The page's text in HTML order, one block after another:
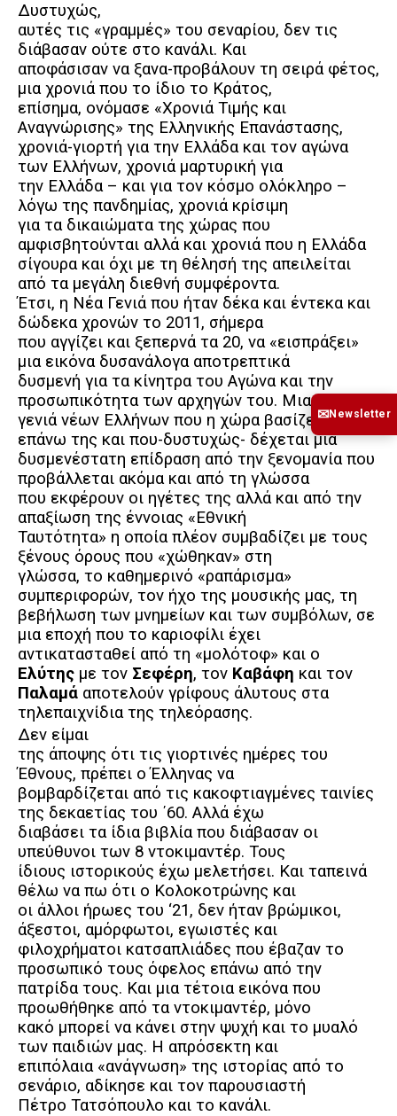
Δυστυχώς,
αυτές τις «γραμμές» του σεναρίου, δεν τις
διάβασαν ούτε στο κανάλι. Και
αποφάσισαν να ξανα-προβάλουν τη σειρά φέτος,
μια χρονιά που το ίδιο το Κράτος,
επίσημα, ονόμασε «Χρονιά Τιμής και
Αναγνώρισης» της Ελληνικής Επανάστασης,
χρονιά-γιορτή για την Ελλάδα και τον αγώνα
των Ελλήνων, χρονιά μαρτυρική για
την Ελλάδα – και για τον κόσμο ολόκληρο –
λόγω της πανδημίας, χρονιά κρίσιμη
για τα δικαιώματα της χώρας που
αμφισβητούνται αλλά και χρονιά που η Ελλάδα
σίγουρα και όχι με τη θέλησή της απειλείται
από τα μεγάλη διεθνή συμφέροντα.
Έτσι, η Νέα Γενιά που ήταν δέκα και έντεκα και
δώδεκα χρονών το 2011, σήμερα
που αγγίζει και ξεπερνά τα 20, να «εισπράξει»
μια εικόνα δυσανάλογα αποτρεπτικά
δυσμενή για τα κίνητρα του Αγώνα και την
προσωπικότητα των αρχηγών του. Μια
γενιά νέων Ελλήνων που η χώρα βασίζεται
επάνω της και που-δυστυχώς- δέχεται μια
δυσμενέστατη επίδραση από την ξενομανία που
προβάλλεται ακόμα και από τη γλώσσα
που εκφέρουν οι ηγέτες της αλλά και από την
απαξίωση της έννοιας «Εθνική
Ταυτότητα» η οποία πλέον συμβαδίζει με τους
ξένους όρους που «χώθηκαν» στη
γλώσσα, το καθημερινό «ραπάρισμα»
συμπεριφορών, τον ήχο της μουσικής μας, τη
βεβήλωση των μνημείων και των συμβόλων, σε
μια εποχή που το καριοφίλι έχει
αντικατασταθεί από τη «μολότοφ» και ο
Ελύτης με τον Σεφέρη, τον Καβάφη και τον
Παλαμά αποτελούν γρίφους άλυτους στα
τηλεπαιχνίδια της τηλεόρασης.
Δεν είμαι
της άποψης ότι τις γιορτινές ημέρες του
Έθνους, πρέπει ο Έλληνας να
βομβαρδίζεται από τις κακοφτιαγμένες ταινίες
της δεκαετίας του ΄60. Αλλά έχω
διαβάσει τα ίδια βιβλία που διάβασαν οι
υπεύθυνοι των 8 ντοκιμαντέρ. Τους
ίδιους ιστορικούς έχω μελετήσει. Και ταπεινά
θέλω να πω ότι ο Κολοκοτρώνης και
οι άλλοι ήρωες του ‘21, δεν ήταν βρώμικοι,
άξεστοι, αμόρφωτοι, εγωιστές και
φιλοχρήματοι κατσαπλιάδες που έβαζαν το
προσωπικό τους όφελος επάνω από την
πατρίδα τους. Και μια τέτοια εικόνα που
προωθήθηκε από τα ντοκιμαντέρ, μόνο
κακό μπορεί να κάνει στην ψυχή και το μυαλό
των παιδιών μας. Η απρόσεκτη και
επιπόλαια «ανάγνωση» της ιστορίας από το
σενάριο, αδίκησε και τον παρουσιαστή
Πέτρο Τατσόπουλο και το κανάλι.
✉Newsletter